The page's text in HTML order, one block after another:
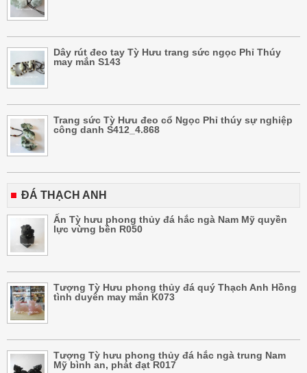
Dây rút đeo tay Tỳ Hưu trang sức ngọc Phỉ Thúy
may mắn S143
Trang sức Tỳ Hưu đeo cổ Ngọc Phỉ thúy sự nghiệp
công danh S412_4.868
ĐÁ THẠCH ANH
Ấn Tỳ hưu phong thủy đá hắc ngà Nam Mỹ quyền
lực vừng bền R050
Tượng Tỳ Hưu phong thủy đá quý Thạch Anh Hồng
tình duyên may mắn K073
Tượng Tỳ hưu phong thủy đá hắc ngà trung Nam
Mỹ bình an, phát đạt R017